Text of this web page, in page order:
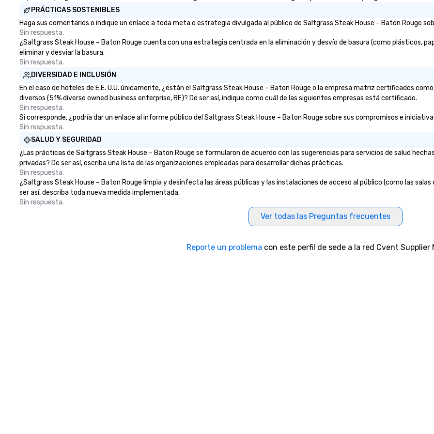
family-owned company.
with additional language support
Certified DMC, we are committed
Miami, Los Angeles, San Francisco,
Las Vegas, Chicago, Nashville, and
New Orleans, we combine
creativity, local expertise, and
PRÁCTICAS SOSTENIBLES
Haga sus comentarios o indique un enlace a toda meta o estrategia divulgada al público de Saltgrass Steak House – Baton Rouge
Sin respuesta.
¿Saltgrass Steak House – Baton Rouge cuenta con una estrategia centrada en la eliminación y desvío de basura (como plásticos,
eliminar y desviar la basura.
Sin respuesta.
DIVERSIDAD E INCLUSIÓN
En el caso de hoteles de E.E. U.U. únicamente, ¿están el Saltgrass Steak House – Baton Rouge o la empresa matriz certificados
diversos (51% diverse owned business enterprise, BE)? De ser así, indique como cuál de las siguientes empresas está certificado.
Sin respuesta.
Si corresponde, ¿podría dar un enlace al informe público del Saltgrass Steak House – Baton Rouge sobre sus compromisos e
Sin respuesta.
SALUD Y SEGURIDAD
¿Las prácticas de Saltgrass Steak House – Baton Rouge se formularon de acuerdo con las sugerencias para servicios de salud
privadas? De ser así, escriba una lista de las organizaciones empleadas para desarrollar dichas prácticas.
Sin respuesta.
¿Saltgrass Steak House – Baton Rouge limpia y desinfecta las áreas públicas y las instalaciones de acceso al público (como las
ser así, describa toda nueva medida implementada.
Sin respuesta.
Ver todas las Preguntas frecuentes
Reporte un problema con este perfil de sede a la red Cvent Supplier